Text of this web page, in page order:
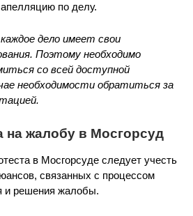
по делу.
дело имеет свои
Поэтому необходимо
со всей доступной
необходимости обратиться за
на жалобу в Мосгорсуд
в Мосгорсуде следует учесть
связанных с процессом
и решения жалобы.